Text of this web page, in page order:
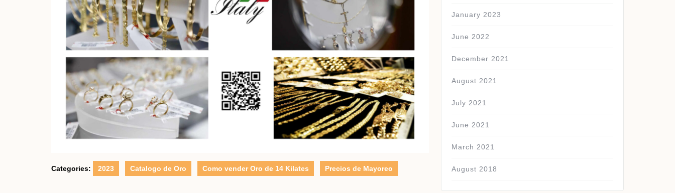
Categories: 2023 Catalogo de Oro Como vender Oro de 14 Kilates Precios de Mayoreo
January 2023
June 2022
December 2021
August 2021
July 2021
June 2021
March 2021
August 2018